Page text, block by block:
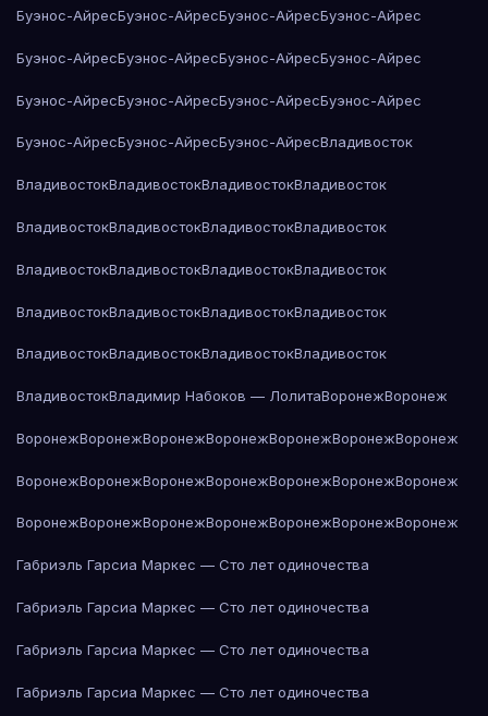
Буэнос-АйресБуэнос-АйресБуэнос-АйресБуэнос-Айрес
Буэнос-АйресБуэнос-АйресБуэнос-АйресБуэнос-Айрес
Буэнос-АйресБуэнос-АйресБуэнос-АйресБуэнос-Айрес
Буэнос-АйресБуэнос-АйресБуэнос-АйресВладивосток
ВладивостокВладивостокВладивостокВладивосток
ВладивостокВладивостокВладивостокВладивосток
ВладивостокВладивостокВладивостокВладивосток
ВладивостокВладивостокВладивостокВладивосток
ВладивостокВладивостокВладивостокВладивосток
ВладивостокВладимир Набоков — ЛолитаВоронежВоронеж
ВоронежВоронежВоронежВоронежВоронежВоронежВоронеж
ВоронежВоронежВоронежВоронежВоронежВоронежВоронеж
ВоронежВоронежВоронежВоронежВоронежВоронежВоронеж
Габриэль Гарсиа Маркес — Сто лет одиночества
Габриэль Гарсиа Маркес — Сто лет одиночества
Габриэль Гарсиа Маркес — Сто лет одиночества
Габриэль Гарсиа Маркес — Сто лет одиночества